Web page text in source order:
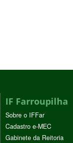
IF Farroupilha
Sobre o IFFar
Cadastro e-MEC
Gabinete da Reitoria